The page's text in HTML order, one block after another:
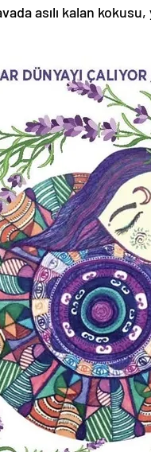
asılı kalan kokusu,